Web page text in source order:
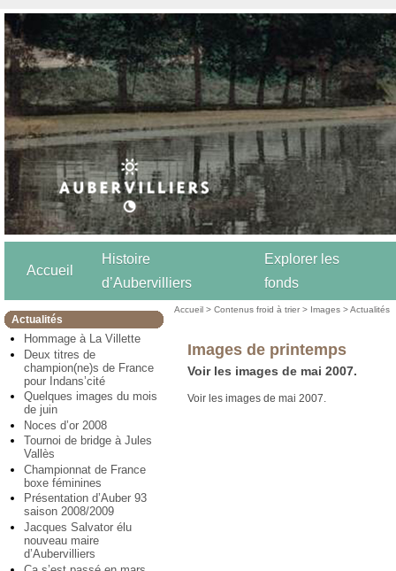
Accueil
Histoire
d’Aubervilliers
Explorer les
fonds
Actualités
Hommage à La Villette
Deux titres de
champion(ne)s de France
pour Indans’cité
Quelques images du mois
de juin
Noces d’or 2008
Tournoi de bridge à Jules
Vallès
Championnat de France
boxe féminines
Présentation d’Auber 93
saison 2008/2009
Jacques Salvator élu
nouveau maire
d’Aubervilliers
Accueil >Contenus froid à trier > Images >Actualités
Images de printemps
Voir les images de mai 2007.
Voir les images de mai 2007.